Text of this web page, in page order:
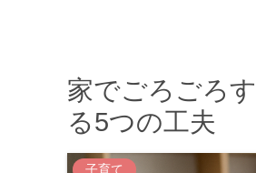
家でごろごろ
る5つの工夫
子育て